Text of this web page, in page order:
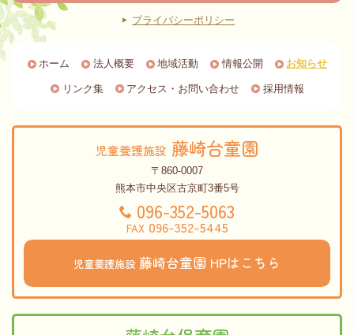
プライバシーポリシー
ホーム 法人概要 地域活動 情報公開 お知らせ
リンク集 アクセス・お問い合わせ 採用情報
児童養護施設 藤崎台童園
〒860-0007
熊本市中央区古京町3番5号
096-352-5063
FAX096-352-5445
児童養護施設藤崎台童園 HPはこちら